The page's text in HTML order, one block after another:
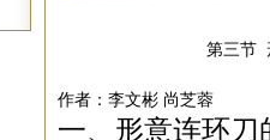
第三节
作者：李文彬 尚芝蓉
一、形意连环刀